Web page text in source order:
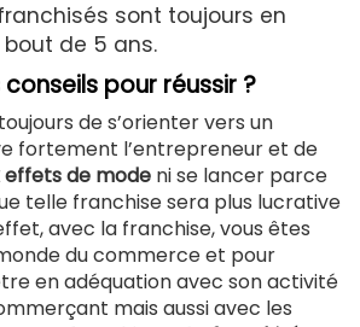
sont toujours en
de 5 ans.
conseils pour réussir ?
de s’orienter vers un
fortement l’entrepreneur et de
effets de mode ni se lancer parce
telle franchise sera plus lucrative
avec la franchise, vous êtes
du commerce et pour
en adéquation avec son activité
mais aussi avec les